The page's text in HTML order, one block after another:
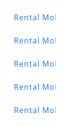
Rental Mobil
Rental Mobil
Rental Mobil
Rental Mobil
Rental Mobil